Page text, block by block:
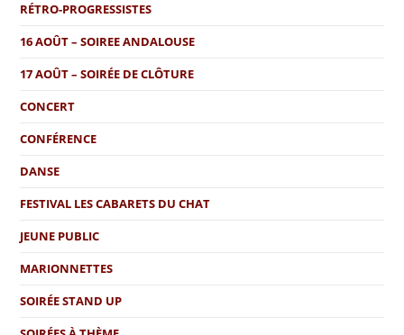
RÉTRO-PROGRESSISTES
16 AOÛT – SOIREE ANDALOUSE
17 AOÛT – SOIRÉE DE CLÔTURE
CONCERT
CONFÉRENCE
DANSE
FESTIVAL LES CABARETS DU CHAT
JEUNE PUBLIC
MARIONNETTES
SOIRÉE STAND UP